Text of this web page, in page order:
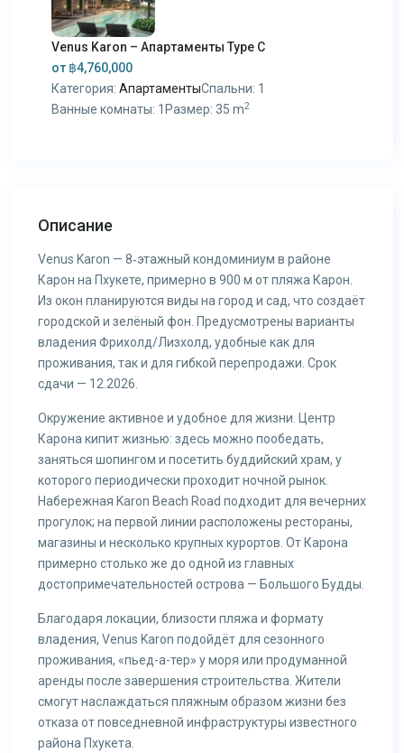
Venus Karon – Апартаменты Type C
от ฿4,760,000
Категория: АпартаментыСпальни: 1
Ванные комнаты: 1 Размер: 35 m2
Описание
Venus Karon — 8‑этажный кондоминиум в районе
Карон на Пхукете, примерно в 900 м от пляжа Карон.
Из окон планируются виды на город и сад, что создаёт
городской и зелёный фон. Предусмотрены варианты
владения Фрихолд/Лизхолд, удобные как для
проживания, так и для гибкой перепродажи. Срок
сдачи — 12.2026.
Окружение активное и удобное для жизни. Центр
Карона кипит жизнью: здесь можно пообедать,
заняться шопингом и посетить буддийский храм, у
которого периодически проходит ночной рынок.
Набережная Karon Beach Road подходит для вечерних
прогулок; на первой линии расположены рестораны,
магазины и несколько крупных курортов. От Карона
примерно столько же до одной из главных
достопримечательностей острова — Большого Будды.
Благодаря локации, близости пляжа и формату
владения, Venus Karon подойдёт для сезонного
проживания, «пьед-а-тер» у моря или продуманной
аренды после завершения строительства. Жители
смогут наслаждаться пляжным образом жизни без
отказа от повседневной инфраструктуры известного
района Пхукета.